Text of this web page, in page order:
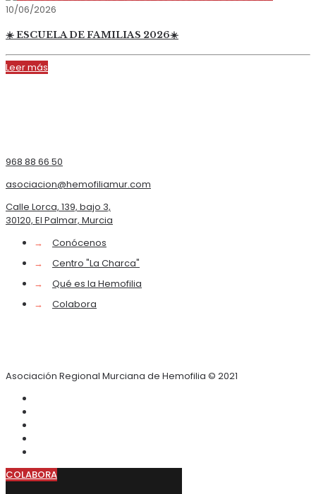
10/06/2026
☀️ ESCUELA DE FAMILIAS 2026☀️
Leer más
968 88 66 50
asociacion@hemofiliamur.com
Calle Lorca, 139, bajo 3,
30120, El Palmar, Murcia
→
Conócenos
→
Centro "La Charca"
→
Qué es la Hemofilia
→
Colabora
Asociación Regional Murciana de Hemofilia © 2021
COLABORA